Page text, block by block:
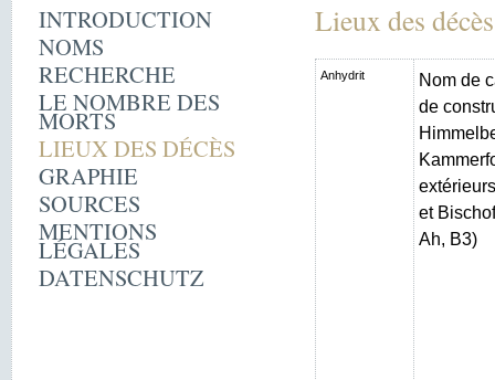
INTRODUCTION
NOMS
RECHERCHE
LE NOMBRE DES
MORTS
LIEUX DES DÉCÈS
GRAPHIE
SOURCES
MENTIONS
LÉGALES
DATENSCHUTZ
Lieux des décès
Anhydrit
Nom de
de
et
Ah, B3)